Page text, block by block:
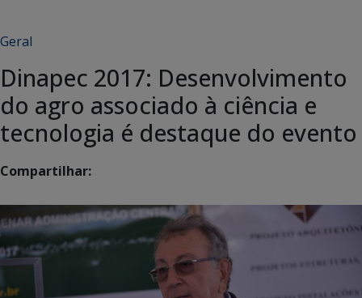
Geral
Dinapec 2017: Desenvolvimento
do agro associado à ciência e
tecnologia é destaque do evento
Compartilhar: